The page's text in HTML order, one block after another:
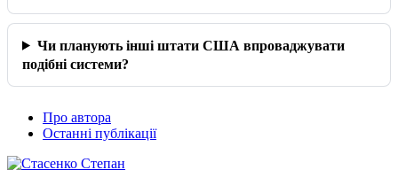
Чи планують інші штати США впроваджувати
подібні системи?
Про автора
Останні публікації